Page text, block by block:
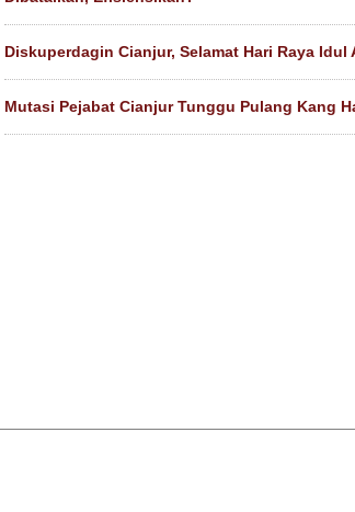
Diskuperdagin Cianjur, Selamat Hari Raya Idul
Mutasi Pejabat Cianjur Tunggu Pulang Kang